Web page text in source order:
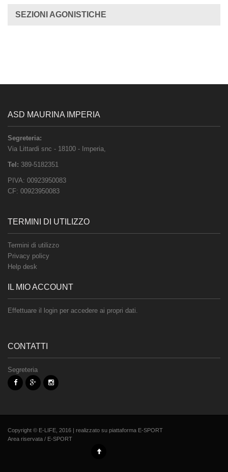
SEZIONI AGONISTICHE
ASD MAURINA IMPERIA
Segreteria:
Via Littardi snc - 18100 - Imperia
Tel: 389-5182351
PIVA: 00923950083
CF: 00923950083
TERMINI DI UTILIZZO
Termini di utilizzo
Privacy policy
Help desk
IL MIO ACCOUNT
Effettuare il login per accedere ai propri dati.
CONTATTI
Segreteria
Copyright © E-LIFE, 2016 | realizzato su piattaforma E-SPORT
Area riservata / E-SPORT